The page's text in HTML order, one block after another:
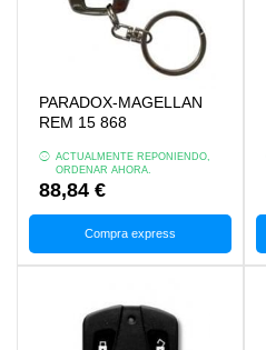
PARADOX-MAGELLAN
REM 15 868
ACTUALMENTE REPONIENDO,
ORDENAR AHORA.
88,84 €
Compra express